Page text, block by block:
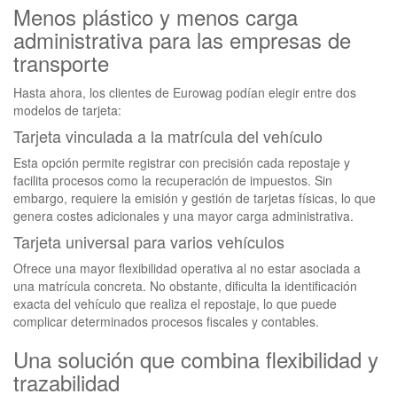
Menos plástico y menos carga
administrativa para las empresas de
transporte
Hasta ahora, los clientes de Eurowag podían elegir entre dos
modelos de tarjeta:
Tarjeta vinculada a la matrícula del vehículo
Esta opción permite registrar con precisión cada repostaje y
facilita procesos como la recuperación de impuestos. Sin
embargo, requiere la emisión y gestión de tarjetas físicas, lo que
genera costes adicionales y una mayor carga administrativa.
Tarjeta universal para varios vehículos
Ofrece una mayor flexibilidad operativa al no estar asociada a
una matrícula concreta. No obstante, dificulta la identificación
exacta del vehículo que realiza el repostaje, lo que puede
complicar determinados procesos fiscales y contables.
Una solución que combina flexibilidad y
trazabilidad